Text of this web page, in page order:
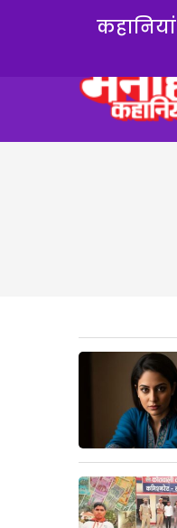
कहानियां